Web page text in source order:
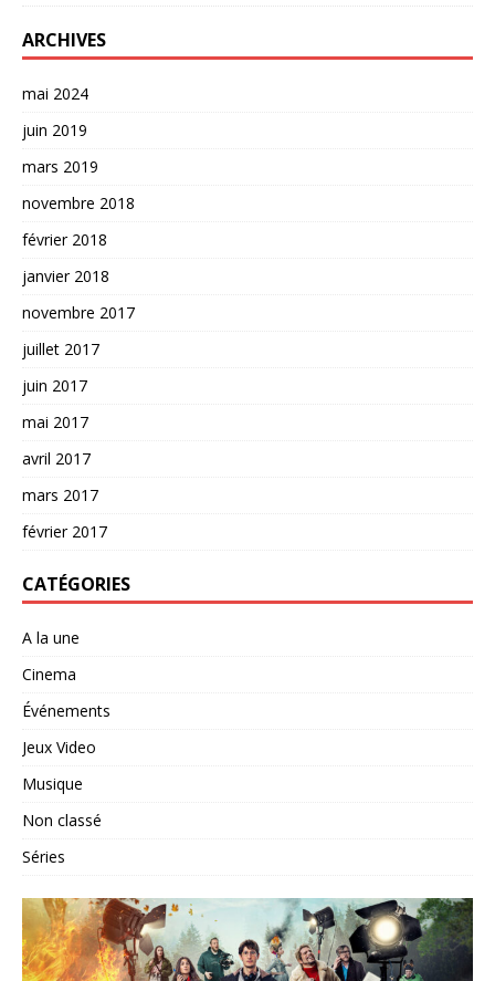
ARCHIVES
mai 2024
juin 2019
mars 2019
novembre 2018
février 2018
janvier 2018
novembre 2017
juillet 2017
juin 2017
mai 2017
avril 2017
mars 2017
février 2017
CATÉGORIES
A la une
Cinema
Événements
Jeux Video
Musique
Non classé
Séries